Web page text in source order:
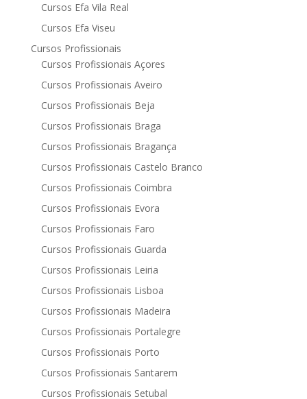
Cursos Efa Vila Real
Cursos Efa Viseu
Cursos Profissionais
Cursos Profissionais Açores
Cursos Profissionais Aveiro
Cursos Profissionais Beja
Cursos Profissionais Braga
Cursos Profissionais Bragança
Cursos Profissionais Castelo Branco
Cursos Profissionais Coimbra
Cursos Profissionais Evora
Cursos Profissionais Faro
Cursos Profissionais Guarda
Cursos Profissionais Leiria
Cursos Profissionais Lisboa
Cursos Profissionais Madeira
Cursos Profissionais Portalegre
Cursos Profissionais Porto
Cursos Profissionais Santarem
Cursos Profissionais Setubal